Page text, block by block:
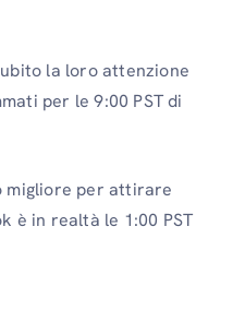
la loro attenzione
per le 9:00 PST di
migliore per attirare
è in realtà le 1:00 PST